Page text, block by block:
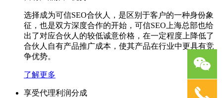
选择成为可信SEO合伙人，是区别于客户的一种身份象
征，也是双方深度合作的开始，可信SEO上海总部也给
出了对应合伙人的较低诚意价格，在一定程度上降低了
合伙人自有产品推广成本，使其产品在行业中更具有竞
争优势。
了解更多
享受代理利润分成